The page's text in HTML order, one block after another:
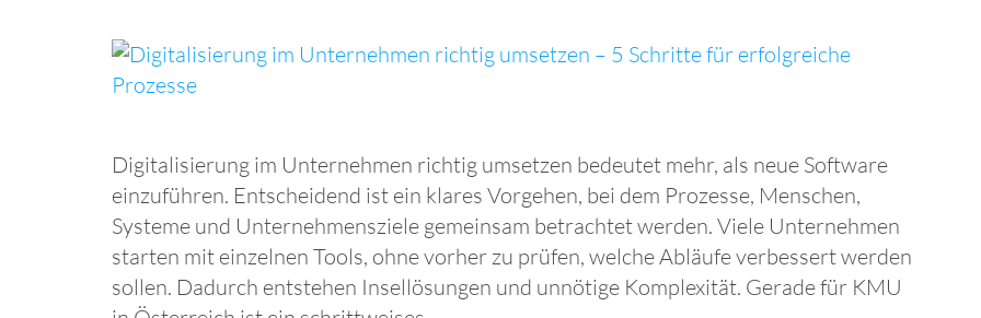
Digitalisierung im Unternehmen richtig umsetzen bedeutet mehr, als neue Software
einzuführen. Entscheidend ist ein klares Vorgehen, bei dem Prozesse, Menschen,
Systeme und Unternehmensziele gemeinsam betrachtet werden. Viele Unternehmen
starten mit einzelnen Tools, ohne vorher zu prüfen, welche Abläufe verbessert werden
sollen. Dadurch entstehen Insellösungen und unnötige Komplexität. Gerade für KMU